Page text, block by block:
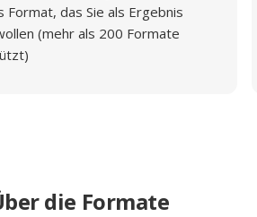
Format, das Sie als Ergebnis
(mehr als 200 Formate
die Formate